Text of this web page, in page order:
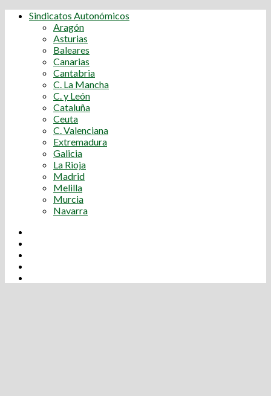
Sindicatos Autonómicos
Aragón
Asturias
Baleares
Canarias
Cantabria
C. La Mancha
C. y León
Cataluña
Ceuta
C. Valenciana
Extremadura
Galicia
La Rioja
Madrid
Melilla
Murcia
Navarra
fb